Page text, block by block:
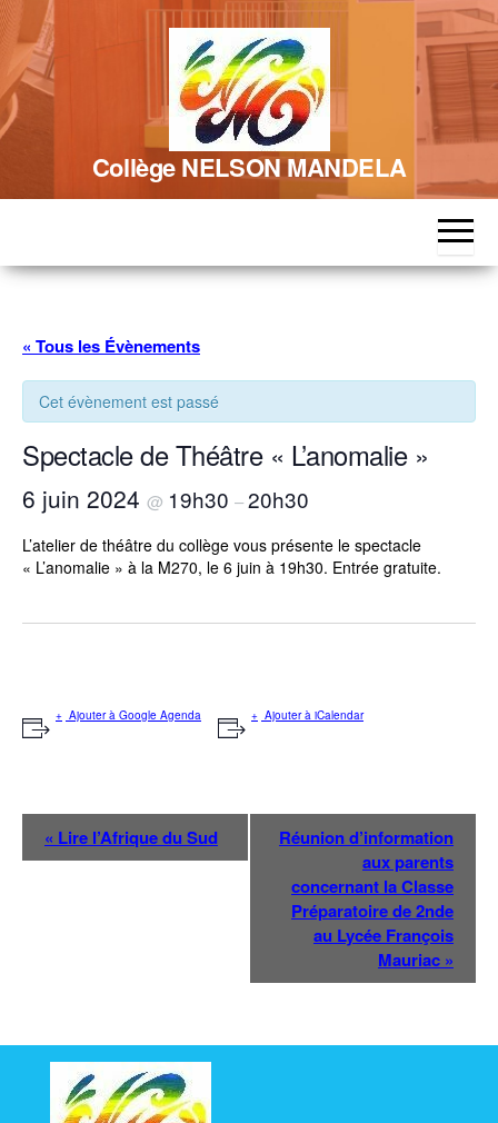
Skip
to
content
Collège NELSON MANDELA
« Tous les Évènements
Cet évènement est passé
Spectacle de Théâtre « L’anomalie »
6 juin 2024 @ 19h30 –20h30
L’atelier de théâtre du collège vous présente le spectacle
« L’anomalie » à la M270, le 6 juin à 19h30. Entrée gratuite.
Ajouter à Google Agenda Ajouter à iCalendar
N
a
o
« Lire l’Afrique du Sud
Réunion d’information
aux parents
concernant la Classe
Préparatoire de 2nde
au Lycée François
Mauriac »